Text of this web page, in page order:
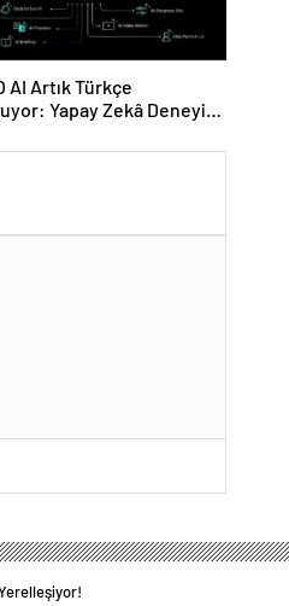
AI Artık Türkçe
Yapay Zekâ Deneyimi